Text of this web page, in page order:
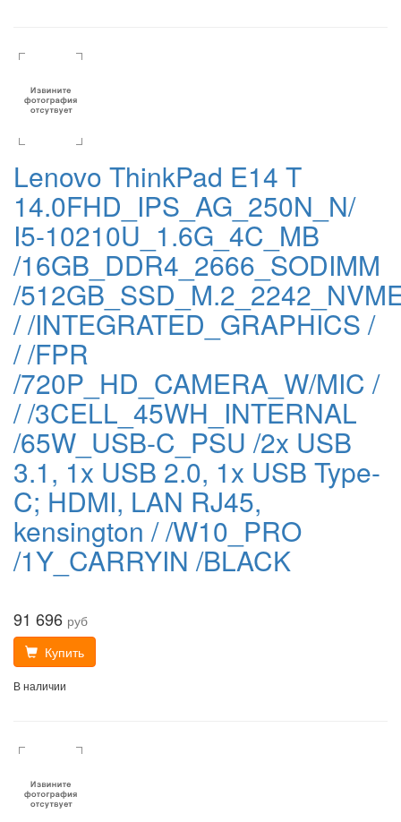
Lenovo ThinkPad E14 T
14.0FHD_IPS_AG_250N_N/
I5-10210U_1.6G_4C_MB
/16GB_DDR4_2666_SODIMM
/
/ /INTEGRATED_GRAPHICS /
/ /FPR
/720P_HD_CAMERA_W/MIC /
/ /3CELL_45WH_INTERNAL
/65W_USB-C_PSU /2x USB
3.1, 1x USB 2.0, 1x USB Type-
C; HDMI, LAN RJ45,
kensington / /W10_PRO
/1Y_CARRYIN /BLACK
91 696 руб
Купить
В наличии